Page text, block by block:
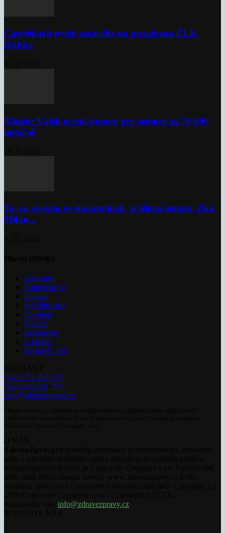
Část lékařů tvrdě zaútočila na prezidenta ČLK
Kubka
Ministr Válek ocenil domov pro seniory za 70 000
měsíčně
To, co se stalo ve stomatologii, je šílená ostuda, říká
Milan...
Aktuality
Zdravotnictví
Politika
Sociální věci
Pojištění
Pharma
Rozhovory
E-Health
Ke kávě i čaji
+420 777 264 528
+420 606 831 394
info@zdravezpravy.cz
info@zdravezpravy.cz